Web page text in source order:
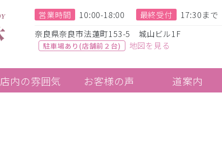
営業時間 10:00-18:00 最終受付
17:30まで
奈良県奈良市法蓮町153-5 城山ビル1F
駐車場あり(店舗前２台) 地図を見る
店内の雰囲気 お客様の声 道案内